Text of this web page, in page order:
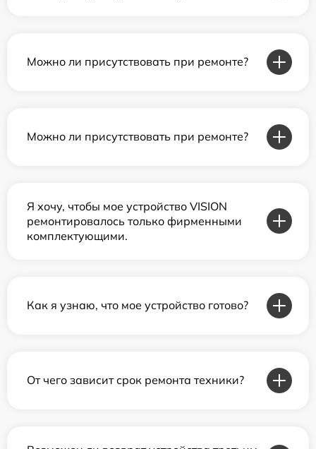
Можно ли присутствовать при ремонте?
Можно ли присутствовать при ремонте?
Я хочу, чтобы мое устройство VISION
ремонтировалось только фирменными
комплектующими.
Как я узнаю, что мое устройство готово?
От чего зависит срок ремонта техники?